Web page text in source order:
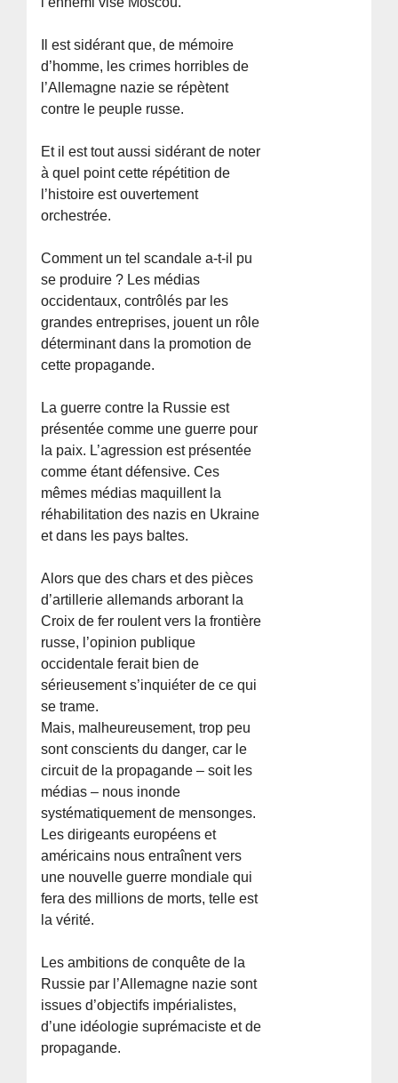
Il est sidérant que, de mémoire
d’homme, les crimes horribles de
l’Allemagne nazie se répètent
contre le peuple russe.
Et il est tout aussi sidérant de noter
à quel point cette répétition de
l’histoire est ouvertement
orchestrée.
Comment un tel scandale a-t-il pu
se produire ? Les médias
occidentaux, contrôlés par les
grandes entreprises, jouent un rôle
déterminant dans la promotion de
cette propagande.
La guerre contre la Russie est
présentée comme une guerre pour
la paix. L’agression est présentée
comme étant défensive. Ces
mêmes médias maquillent la
réhabilitation des nazis en Ukraine
et dans les pays baltes.
Alors que des chars et des pièces
d’artillerie allemands arborant la
Croix de fer roulent vers la frontière
russe, l’opinion publique
occidentale ferait bien de
sérieusement s’inquiéter de ce qui
se trame.
Mais, malheureusement, trop peu
sont conscients du danger, car le
circuit de la propagande – soit les
médias – nous inonde
systématiquement de mensonges.
Les dirigeants européens et
américains nous entraînent vers
une nouvelle guerre mondiale qui
fera des millions de morts, telle est
la vérité.
Les ambitions de conquête de la
Russie par l’Allemagne nazie sont
issues d’objectifs impérialistes,
d’une idéologie suprémaciste et de
propagande.